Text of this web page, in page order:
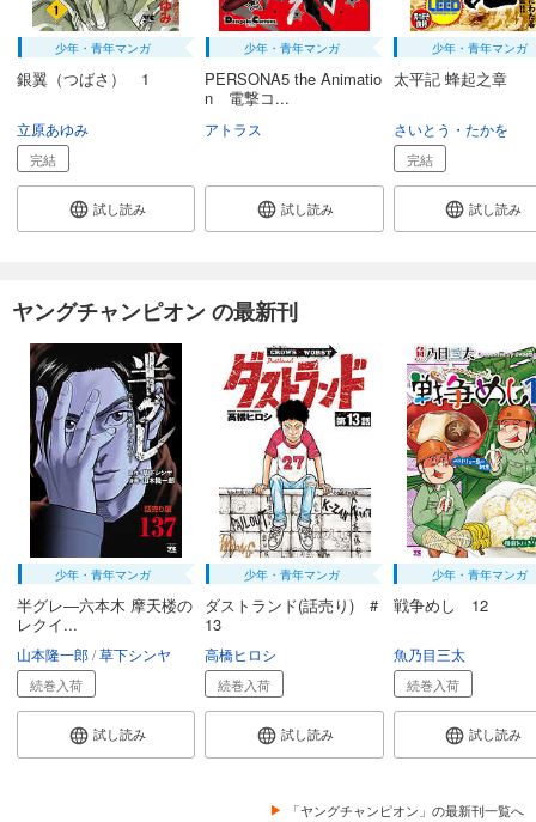
少年・青年マンガ
銀翼（つばさ） 1
立原あゆみ
完結
試し読み
少年・青年マンガ
PERSONA5 the Animatio
n 電撃コ...
アトラス
試し読み
少年・青年マンガ
太平記 蜂起之章
さいとう・たかを
完結
試し読み
ヤングチャンピオン の最新刊
少年・青年マンガ
半グレ―六本木 摩天楼の
レクイ...
山本隆一郎 草下シンヤ
続巻入荷
試し読み
少年・青年マンガ
ダストランド(話売り) #
13
高橋ヒロシ
続巻入荷
試し読み
少年・青年マンガ
戦争めし 12
魚乃目三太
続巻入荷
試し読み
「ヤングチャンピオン」の最新刊一覧へ